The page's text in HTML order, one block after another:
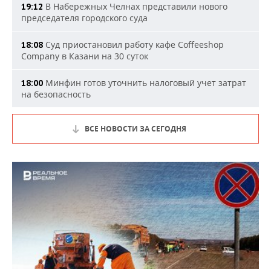
19:12 В Набережных Челнах представили нового
председателя городского суда
18:08 Суд приостановил работу кафе Coffeeshop
Company в Казани на 30 суток
18:00 Минфин готов уточнить налоговый учет затрат
на безопасность
ВСЕ НОВОСТИ ЗА СЕГОДНЯ